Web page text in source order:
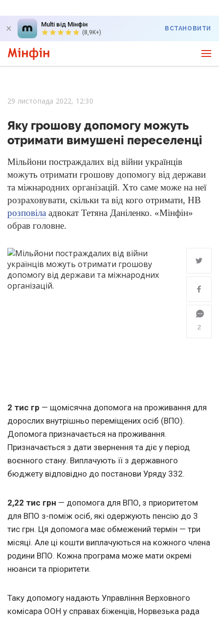
Multi від Мінфін
(8,9K+)
ВСТАНОВИТИ
29 листопада 2022, 12:30
Яку грошову допомогу можуть
отримати вимушені переселенці
Мільйони постраждалих від війни українців
можуть отримати грошову допомогу від держави
та міжнародних організацій. Хто саме може на неї
розраховувати, скільки та від кого отримати, НВ
розповіла адвокат Тетяна Даніленко. «Мінфін»
обрав головне.
2
2 тис гр — щомісячна допомога на проживання для
дорослих внутрішньо переміщених осіб (ВПО).
Допомога призначається на проживання.
Призначається з дати звернення та діє у період
воєнного стану. Виплачують її з державного
бюджету відповідно до постанови Уряду 332.
2,22 тис грн — допомога для ВПО, з приоритетом
для ВПО з-поміж осіб, які одержують пенсію до 3
тис грн. Ця допомога має обмежений термін — три
місяці. Але ці кошти виплачуються на кожного члена
родини ВПО. Кожна програма може мати окремі
нюанси та пріоритети.
Таку допомогу надають Управління Верховного
комісара ООН у справах біженців, Норвезька рада